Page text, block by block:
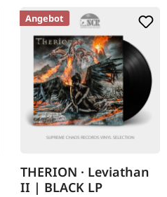
Angebot
THERION · Leviathan
II | BLACK LP